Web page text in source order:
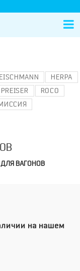
HERPA
PREISER
ROCO
ДЛЯ ВАГОНОВ
на нашем